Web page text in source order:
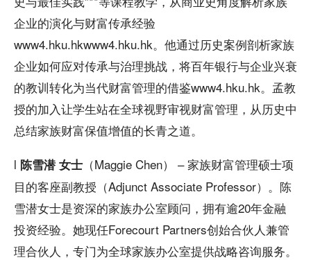
企业的演化与财富传承经验
www4.hku.hkwww4.hku.hk。他通过历史案例剖析家族
企业如何应对传承与治理挑战，将百年银行与企业兴衰
的教训转化为当代财富管理的借鉴www4.hku.hk。孟教
授的加入让学生站在全球视野审视财富管理，从历史中
总结家族财富保值增值的长青之道。
l 陈雪潜 女士 （Maggie Chen） – 家族财富管理硕士项
目的客座副教授（Adjunct Associate Professor）。陈
雪潜女士是资深的家族办公室顾问，拥有逾20年金融
投资经验。她现任Forecourt Partners创始合伙人兼管
理合伙人，专门为全球家族办公室提供战略咨询服务。